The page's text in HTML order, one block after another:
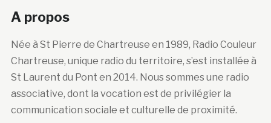
A propos
Née à St Pierre de Chartreuse en 1989, Radio Couleur
Chartreuse, unique radio du territoire, s’est installée à
St Laurent du Pont en 2014. Nous sommes une radio
associative, dont la vocation est de privilégier la
communication sociale et culturelle de proximité.